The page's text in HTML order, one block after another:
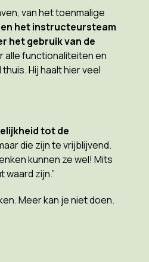
van het toenmalige
het instructeursteam
het gebruik van de
alle functionaliteiten en
Hij haalt hier veel
tot de
die zijn te vrijblijvend.
kunnen ze wel! Mits
zijn.”
Meer kan je niet doen.